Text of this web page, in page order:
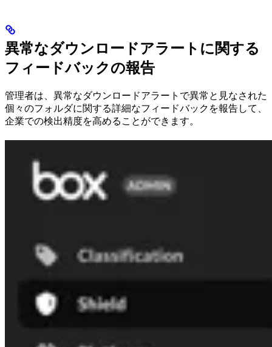
異常なダウンロードアラートに関する
フィードバックの報告
管理者は、異常なダウンロードアラートで異常と見なされた
個々のフォルダに関する詳細なフィードバックを報告して、
企業での検出精度を高めることができます。